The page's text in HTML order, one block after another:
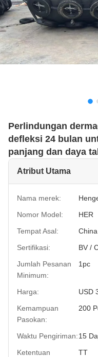
Perlindungan
defleksi 24 bulan
panjang dan daya
Atribut Utama
Nama merek:
Nomor Model:
HER
Tempat Asal:
China
Sertifikasi:
BV /
Jumlah Pesanan
Minimum:
1pc
Harga:
USD
Kemampuan
Pasokan:
200
Waktu Pengiriman:15
Ketentuan
TT